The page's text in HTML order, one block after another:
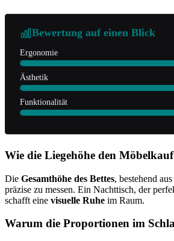
Bewertung auf einen Blick
Ergonomie
Ästhetik
Funktionalität
Wie die Liegehöhe den
Die Gesamthöhe des Bettes, bestehend
präzise zu messen. Ein Nachttisch, der
schafft eine visuelle Ruhe im Raum.
Warum die Proportionen im